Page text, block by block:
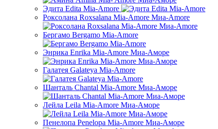
Эдита Edita Mia-Amore
Роксолана Roxsalana Mia-Amore Миа-Amore
Бергамо Bergamo Mia-Amore
Энрика Enrika Mia-Amore Миа-Аморе
Галатея Galateya Mia-Amore
Шанталь Chantal Mia-Amore Миа-Аморе
Лейла Leila Mia-Amore Миа-Аморе
Пенелопа Penelopa Mia-Amore Миа-Аморе